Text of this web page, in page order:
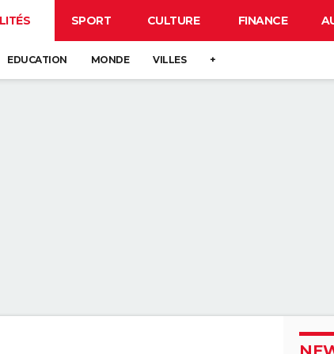
SPORT CULTURE FINANCE
EDUCATION MONDE VILLES +